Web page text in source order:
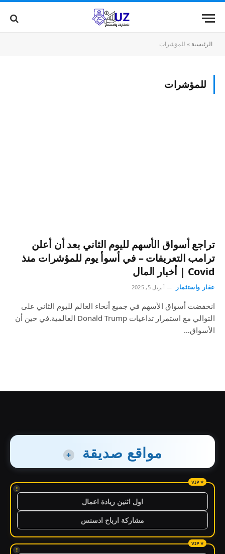
الرئيسية » للمؤشرات
للمؤشرات
تراجع أسواق الأسهم لليوم الثاني بعد أن أعلن
ترامب التعريفات – في أسوأ يوم للمؤشرات منذ
Covid | أخبار المال
عقار واستثمار أبريل 5, 2025
انخفضت أسواق الأسهم في جميع أنحاء العالم لليوم الثاني على
التوالي مع استمرار تداعيات Donald Trump العالمية.في حين أن
الأسواق…
مواقع صديقة +
!
اول اثنين ريادة اعمال
مشاركة ارباح ادسنس
!